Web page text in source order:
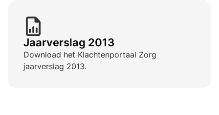
Jaarverslag 2013
Download het Klachtenportaal Zorg
jaarverslag 2013.